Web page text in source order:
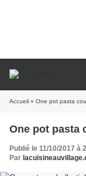
Accueil » One pot pasta
One pot pasta
Publié le 11/10/2017 à
Par